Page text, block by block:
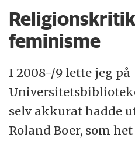
feminisme
I 2008-/9 lette jeg på
selv akkurat hadde
Roland Boer, som